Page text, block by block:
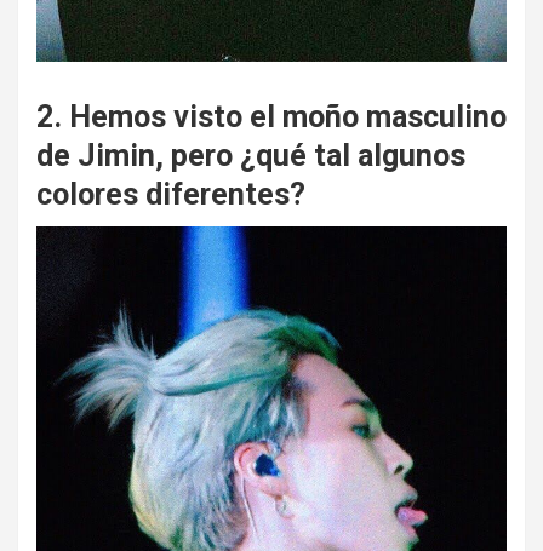
2. Hemos visto el moño masculino
de Jimin, pero ¿qué tal algunos
colores diferentes?